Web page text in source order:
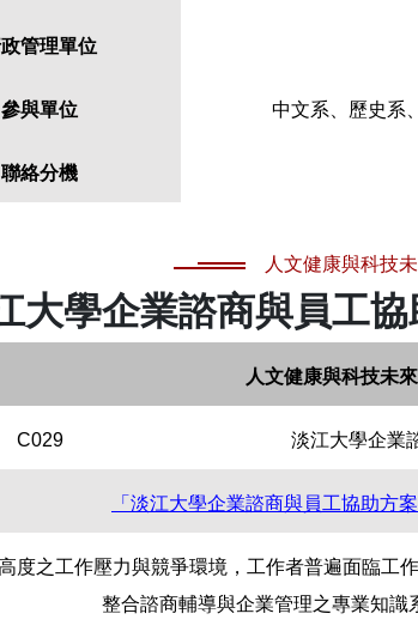
管理單位
參與單位 中文系、歷史系
聯絡分機
人文健康與科技
大學企業諮商與員工
人文健康與科技未
C029 淡江大學企業
「淡江大學企業諮商與員工協助方
度之工作壓力與競爭環境，工作者普遍面臨工
整合諮商輔導與企業管理之專業知識